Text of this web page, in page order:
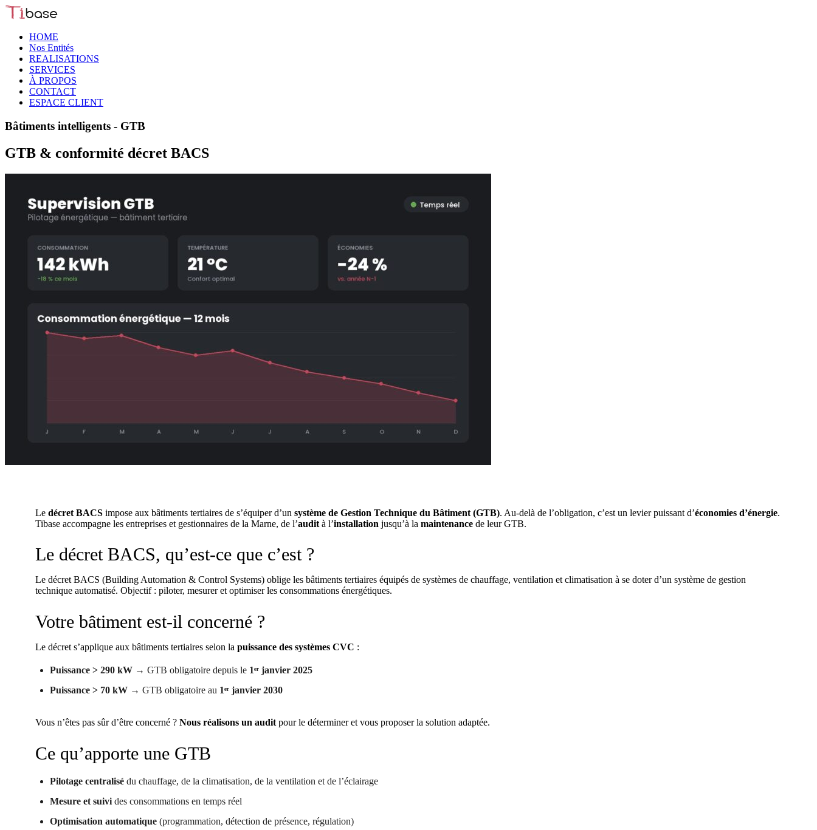
HOME
Nos Entités
REALISATIONS
SERVICES
À PROPOS
CONTACT
ESPACE CLIENT
Bâtiments intelligents - GTB
GTB & conformité décret BACS
Le décret BACS impose aux bâtiments tertiaires de s’équiper d’un système de Gestion Technique du Bâtiment (GTB). Au-delà de l’obligation, c’est un levier puissant d’économies d’énergie.
Tibase accompagne les entreprises et gestionnaires de la Marne, de l’audit à l’installation jusqu’à la maintenance de leur GTB.
Le décret BACS, qu’est-ce que c’est ?
Le décret BACS (Building Automation & Control Systems) oblige les bâtiments tertiaires équipés de systèmes de chauffage, ventilation et climatisation à se doter d’un système de gestion
technique automatisé. Objectif : piloter, mesurer et optimiser les consommations énergétiques.
Votre bâtiment est-il concerné ?
Le décret s’applique aux bâtiments tertiaires selon la puissance des systèmes CVC :
Puissance > 290 kW → GTB obligatoire depuis le 1ᵉʳ janvier 2025
Puissance > 70 kW → GTB obligatoire au 1ᵉʳ janvier 2030
Vous n’êtes pas sûr d’être concerné ? Nous réalisons un audit pour le déterminer et vous proposer la solution adaptée.
Ce qu’apporte une GTB
Pilotage centralisé du chauffage, de la climatisation, de la ventilation et de l’éclairage
Mesure et suivi des consommations en temps réel
Optimisation automatique (programmation, détection de présence, régulation)